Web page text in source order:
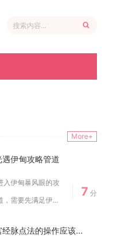
More+
伊甸攻略管道
入伊甸暴风眼的攻
，需要先满足伊甸
7 分
关于梦幻西游龙宫经脉点法的操作应该怎样